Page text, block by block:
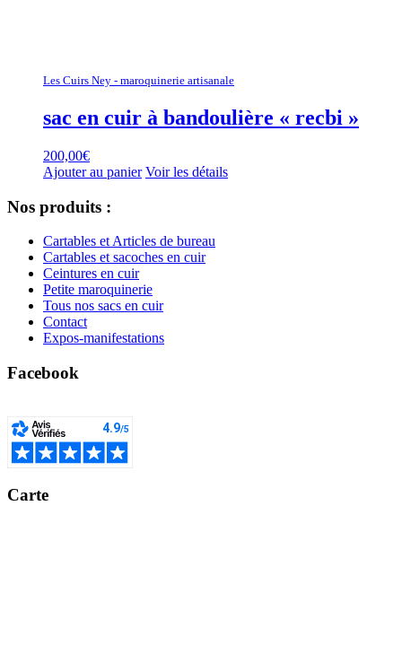
Les Cuirs Ney - maroquinerie artisanale
sac en cuir à bandoulière « recbi »
200,00€
Ajouter au panier Voir les détails
Nos produits :
Cartables et Articles de bureau
Cartables et sacoches en cuir
Ceintures en cuir
Petite maroquinerie
Tous nos sacs en cuir
Contact
Expos-manifestations
Facebook
Carte